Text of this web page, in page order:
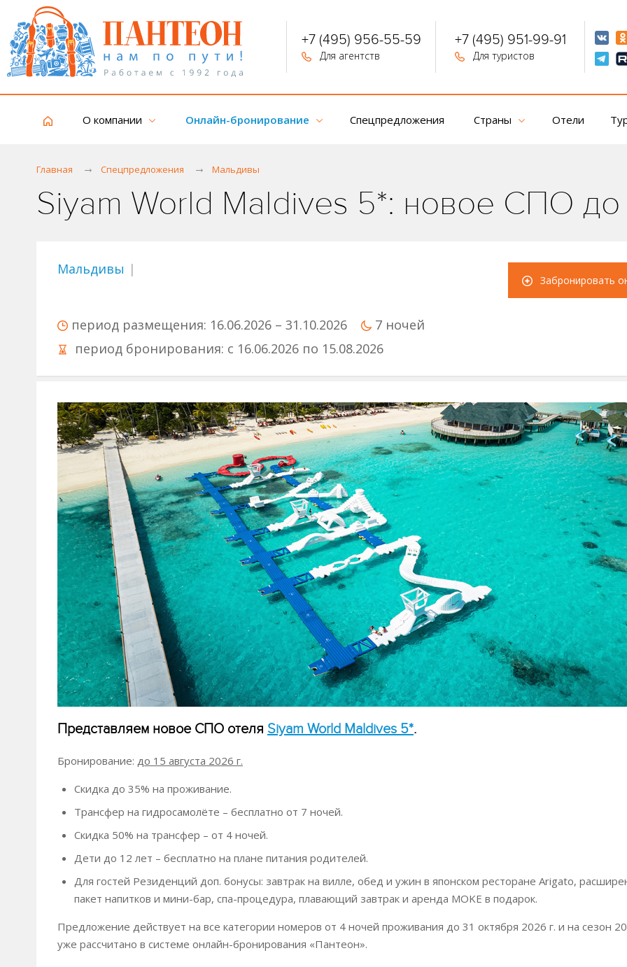
+7 (495) 956-55-59
Для агентств
+7 (495) 951-99-91
Для туристов
О компании Онлайн-бронирование Спецпредложения Страны Отели
Главная Спецпредложения Мальдивы
Siyam World Maldives 5*: новое СПО до
Забронировать
Мальдивы |
период размещения: 16.06.2026 – 31.10.2026
7 ночей
период бронирования: c 16.06.2026 по 15.08.2026
Представляем новое СПО отеля Siyam World Maldives 5*.
Бронирование: до 15 августа 2026 г.
Скидка до 35% на проживание.
Трансфер на гидросамолёте – бесплатно от 7 ночей.
Скидка 50% на трансфер – от 4 ночей.
Дети до 12 лет – бесплатно на плане питания родителей.
Для гостей Резиденций доп. бонусы: завтрак на вилле, обед и ужин в японском ресторане Arigato,
пакет напитков и мини-бар, спа-процедура, плавающий завтрак и аренда MOKE в подарок.
Предложение действует на все категории номеров от 4 ночей проживания до 31 октября 2026 г. и на сезон
уже рассчитано в системе онлайн-бронирования «Пантеон».